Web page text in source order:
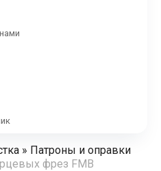
» Патроны и оправки
фрез FMB